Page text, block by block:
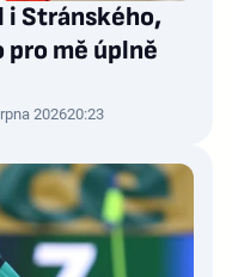
i Stránského,
pro mě úplně
202620:23